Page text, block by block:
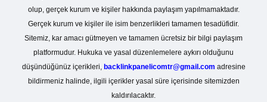
olup, gerçek kurum ve kişiler hakkında paylaşım yapılmamaktadır.
Gerçek kurum ve kişiler ile isim benzerlikleri tamamen tesadüfidir.
Sitemiz, kar amacı gütmeyen ve tamamen ücretsiz bir bilgi paylaşım
platformudur. Hukuka ve yasal düzenlemelere aykırı olduğunu
düşündüğünüz içerikleri, backlinkpanelicomtr@gmail.com adresine
bildirmeniz halinde, ilgili içerikler yasal süre içerisinde sitemizden
kaldırılacaktır.